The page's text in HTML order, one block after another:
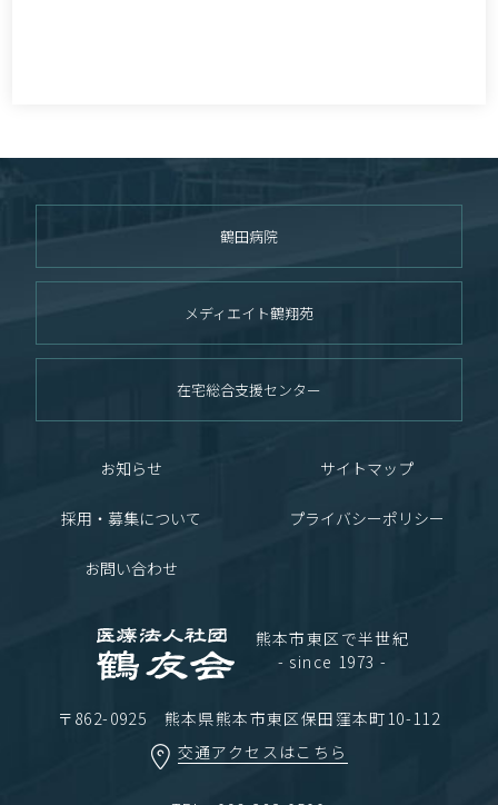
熊本市東区で半世紀
- since 1973 -
〒862-0925 熊本県熊本市東区保田窪本町10-112
交通アクセスはこちら
鶴田病院
メディエイト鶴翔苑
在宅総合支援センター
お知らせ サイトマップ
採用・募集について プライバシーポリシー
お問い合わせ